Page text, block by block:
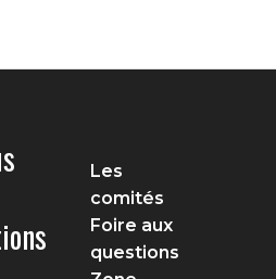
Les
comités
Foire aux
questions